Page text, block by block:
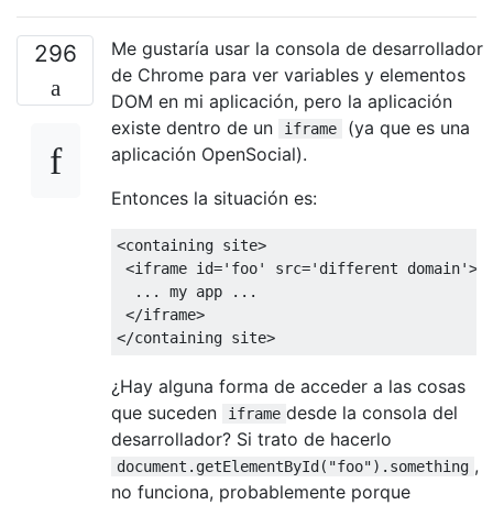
296
Me gustaría usar la consola de desarrollador
de Chrome para ver variables y elementos
DOM en mi aplicación, pero la aplicación
existe dentro de un
iframe
(ya que es una
aplicación OpenSocial).
Entonces la situación es:
<containing site>
<iframe id='foo' src='different domain'>
  ... my app ...
</iframe>
¿Hay alguna forma de acceder a las cosas
que suceden
iframe desde la consola del
desarrollador? Si trato de hacerlo
document.getElementById("foo").something ,
no funciona, probablemente porque